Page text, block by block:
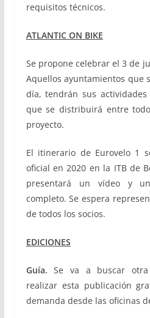
requisitos técnicos.
ATLANTIC ON BIKE
Se propone celebrar el 3 de
Aquellos ayuntamientos que
día, tendrán sus
que se distribuirá entre
proyecto.
El itinerario de Eurovelo 1
oficial en 2020 en la ITB de
presentará un vídeo y
completo. Se espera
de todos los socios.
EDICIONES
Guía. Se va a buscar
realizar esta publicación
demanda desde las oficinas